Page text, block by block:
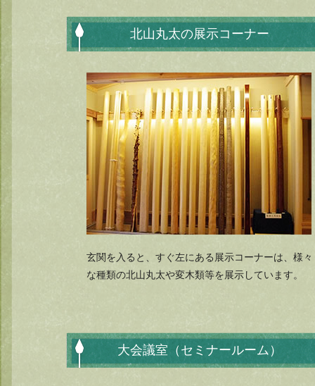
北山丸太の展示コーナー
玄関を入ると、すぐ左にある展示コーナーは、様々
な種類の北山丸太や変木類等を展示しています。
大会議室（セミナールーム）